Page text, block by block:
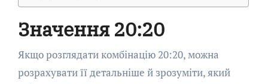
Значення 20:20
Якщо розглядати комбінацію 20:20, можна
розрахувати її детальніше й зрозуміти, який